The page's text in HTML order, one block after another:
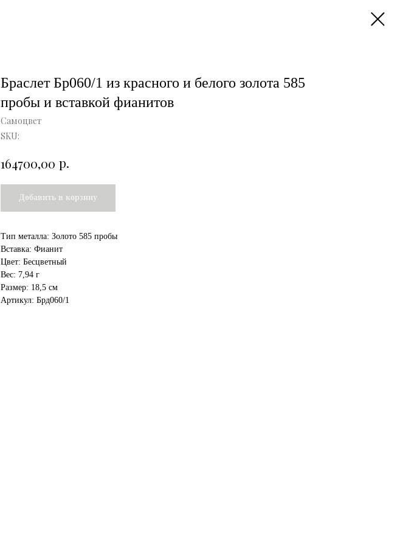
Браслет Бр060/1 из красного и белого золота 585
пробы и вставкой фианитов
Самоцвет
SKU:
164700,00 р.
Добавить в корзину
Тип металла: Золото 585 пробы
Вставка: Фианит
Цвет: Бесцветный
Вес: 7,94 г
Размер: 18,5 см
Артикул: Брд060/1